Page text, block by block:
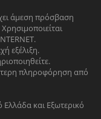
άμεση πρόσβαση
εξέλιξη.
πληροφόρηση από
και Εξωτερικό